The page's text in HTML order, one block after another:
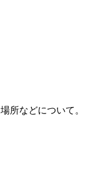
所などについて。